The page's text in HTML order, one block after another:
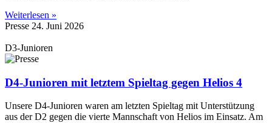
Weiterlesen »
Presse 24. Juni 2026
D3-Junioren
D4-Junioren mit letztem Spieltag gegen Helios 4
Unsere D4-Junioren waren am letzten Spieltag mit Unterstützung
aus der D2 gegen die vierte Mannschaft von Helios im Einsatz. Am